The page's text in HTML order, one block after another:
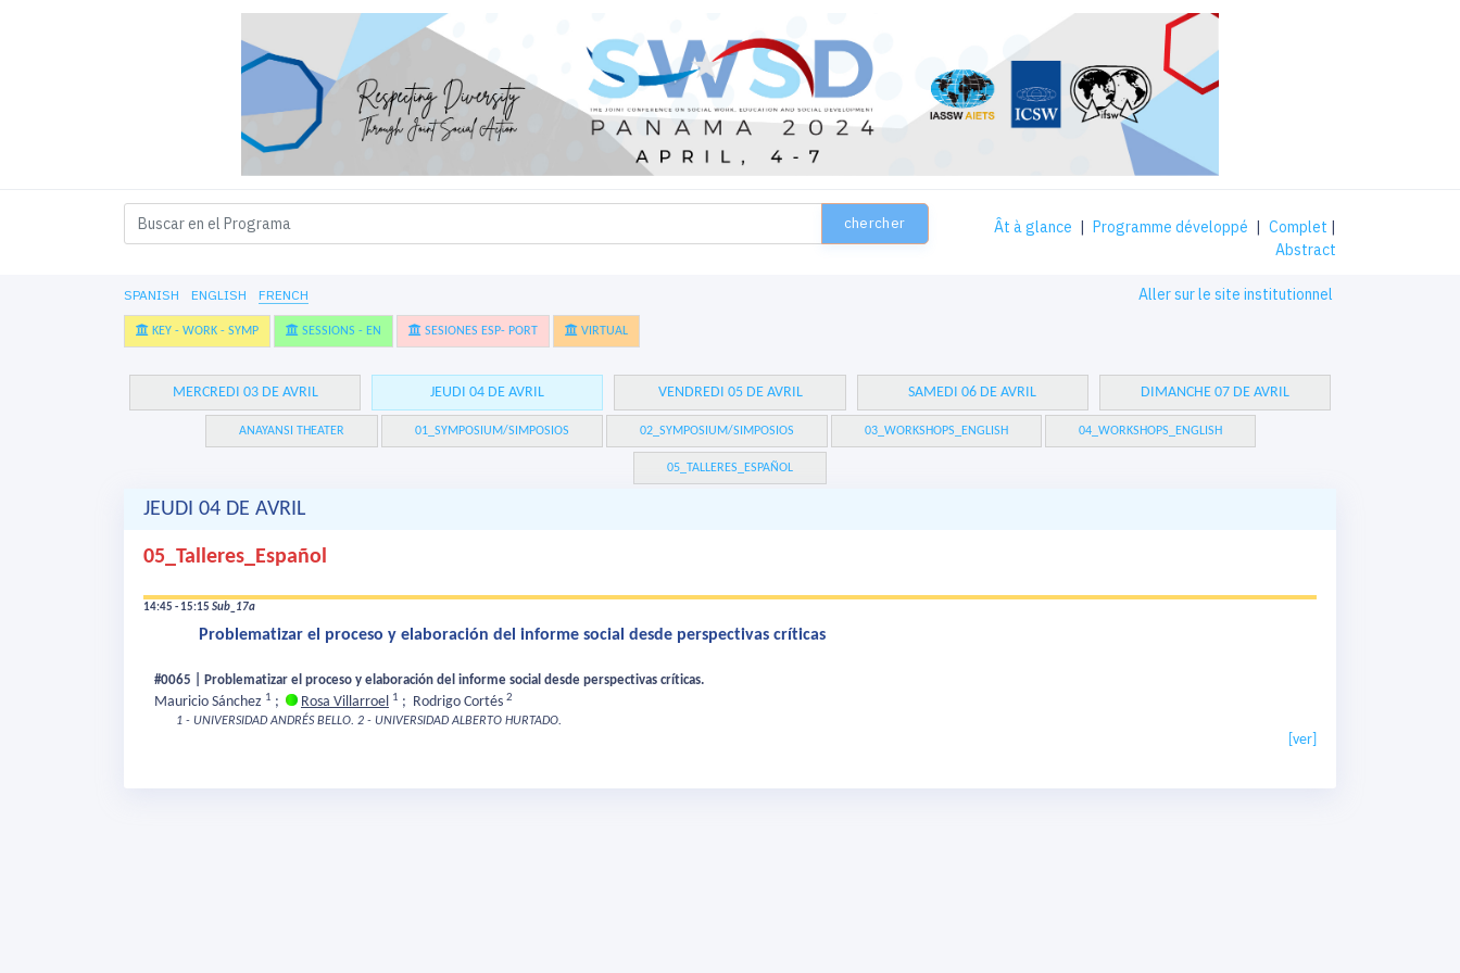
chercher Ât à glance | Programme développé | Complet |
Abstract
SPANISH ENGLISH FRENCH Aller sur le site institutionnel
KEY - WORK - SYMP SESSIONS - EN SESIONES ESP- PORT VIRTUAL
MERCREDI 03 DE AVRIL JEUDI 04 DE AVRIL VENDREDI 05 DE AVRIL SAMEDI 06 DE AVRIL DIMANCHE 07 DE AVRIL
ANAYANSI THEATER 01_SYMPOSIUM/SIMPOSIOS 02_SYMPOSIUM/SIMPOSIOS 03_WORKSHOPS_ENGLISH 04_WORKSHOPS_ENGLISH
05_TALLERES_ESPAÑOL
JEUDI 04 DE AVRIL
05_Talleres_Español
14:45 - 15:15 Sub_17a
Problematizar el proceso y elaboración del informe social desde perspectivas críticas
#0065 | Problematizar el proceso y elaboración del informe social desde perspectivas críticas.
Mauricio Sánchez 1 ; Rosa Villarroel 1 ; Rodrigo Cortés 2
1 - UNIVERSIDAD ANDRÉS BELLO. 2 - UNIVERSIDAD ALBERTO HURTADO.
[ver]